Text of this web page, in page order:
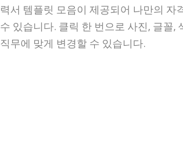
력서 템플릿 모음이 제공되어 나만의 자
수 있습니다. 클릭 한 번으로 사진, 글꼴,
직무에 맞게 변경할 수 있습니다.